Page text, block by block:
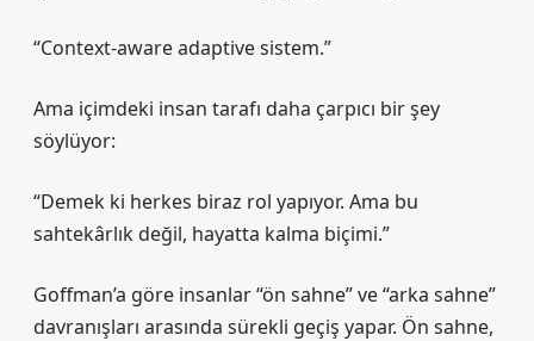
“Context-aware adaptive sistem.”
Ama içimdeki insan tarafı daha çarpıcı bir şey
söylüyor:
“Demek ki herkes biraz rol yapıyor. Ama bu
sahtekârlık değil, hayatta kalma biçimi.”
Goffman’a göre insanlar “ön sahne” ve “arka sahne”
davranışları arasında sürekli geçiş yapar. Ön sahne,